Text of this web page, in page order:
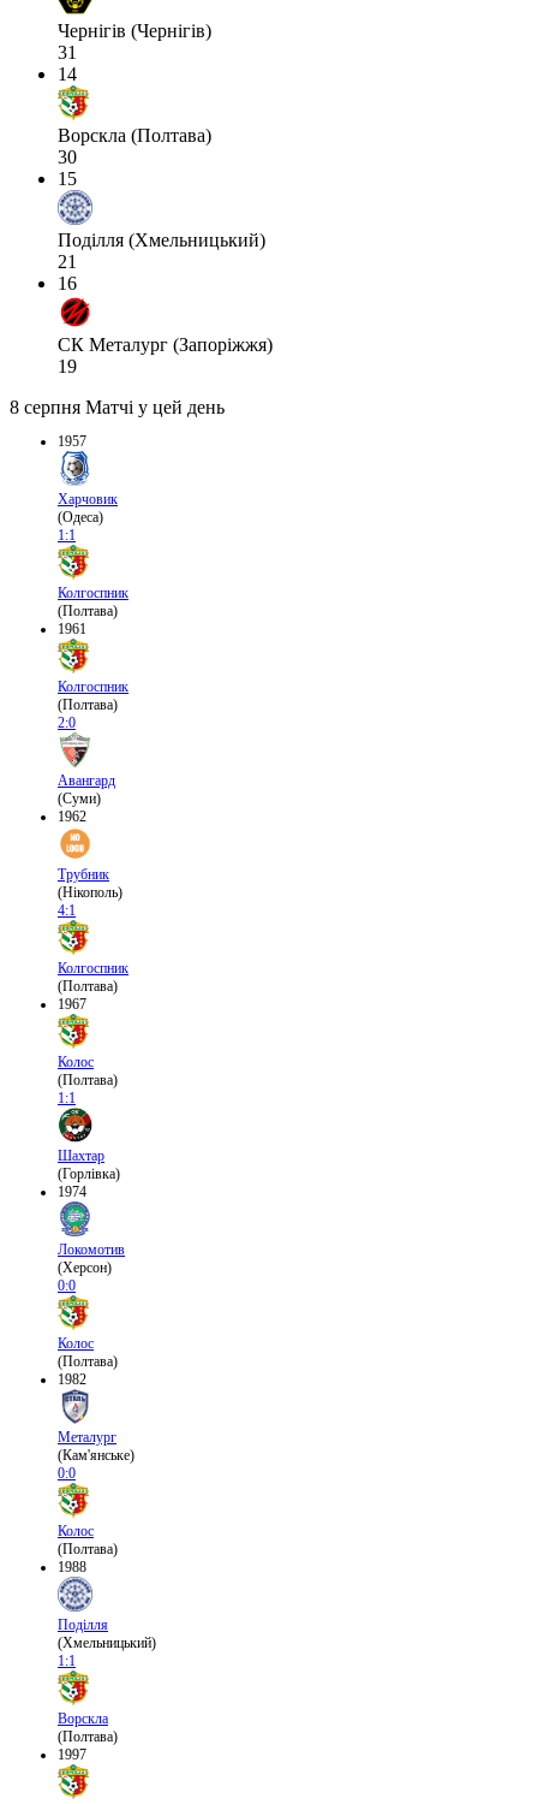
Чернігів (Чернігів)
31
14
Ворскла (Полтава)
30
15
Поділля (Хмельницький)
21
16
СК Металург (Запоріжжя)
19
8 серпня Матчі у цей день
1957
Харчовик
(Одеса)
1:1
Колгоспник
(Полтава)
1961
Колгоспник
(Полтава)
2:0
Авангард
(Суми)
1962
Трубник
(Нікополь)
4:1
Колгоспник
(Полтава)
1967
Колос
(Полтава)
1:1
Шахтар
(Горлівка)
1974
Локомотив
(Херсон)
0:0
Колос
(Полтава)
1982
Металург
(Кам'янське)
0:0
Колос
(Полтава)
1988
Поділля
(Хмельницький)
1:1
Ворскла
(Полтава)
1997